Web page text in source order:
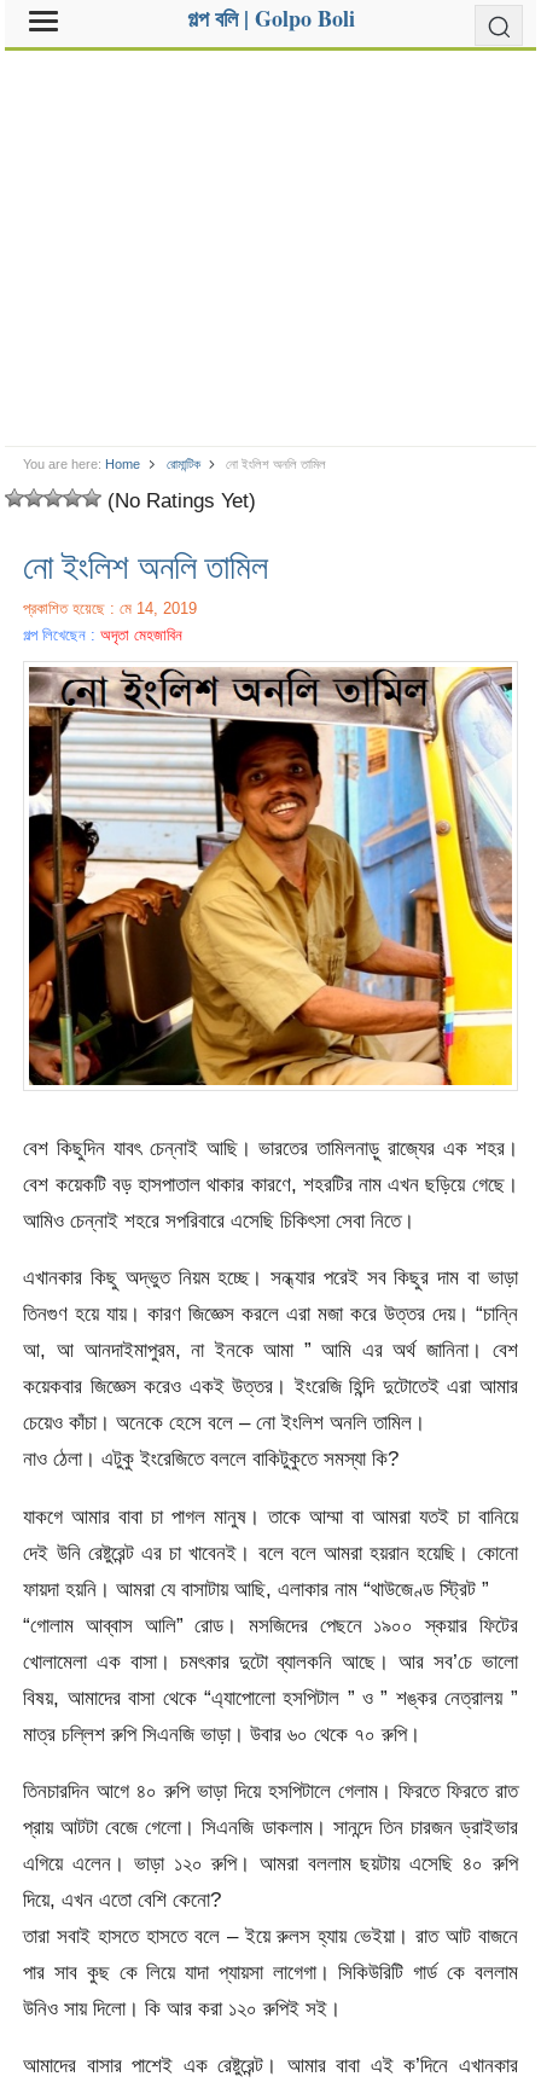
গল্প বলি | Golpo Boli
You are here: Home রোমান্টিক নো ইংলিশ অনলি তামিল
(No Ratings Yet)
নো ইংলিশ অনলি তামিল
প্রকাশিত হয়েছে : মে 14, 2019
গল্প লিখেছেন :অদৃতা মেহজাবিন
বেশ কিছুদিন যাবৎ চেন্নাই আছি। ভারতের তামিলনাড়ু রাজ্যের এক শহর।
বেশ কয়েকটি বড় হাসপাতাল থাকার কারণে, শহরটির নাম এখন ছড়িয়ে গেছে।
আমিও চেন্নাই শহরে সপরিবারে এসেছি চিকিৎসা সেবা নিতে।
এখানকার কিছু অদ্ভুত নিয়ম হচ্ছে। সন্ধ্যার পরেই সব কিছুর দাম বা ভাড়া
তিনগুণ হয়ে যায়। কারণ জিজ্ঞেস করলে এরা মজা করে উত্তর দেয়। “চান্নি
আ, আ আনদাইমাপুরম, না ইনকে আমা ” আমি এর অর্থ জানিনা। বেশ
কয়েকবার জিজ্ঞেস করেও একই উত্তর। ইংরেজি হিন্দি দুটোতেই এরা আমার
চেয়েও কাঁচা। অনেকে হেসে বলে – নো ইংলিশ অনলি তামিল।
নাও ঠেলা। এটুকু ইংরেজিতে বললে বাকিটুকুতে সমস্যা কি?
যাকগে আমার বাবা চা পাগল মানুষ। তাকে আম্মা বা আমরা যতই চা বানিয়ে
দেই উনি রেষ্টুরেন্ট এর চা খাবেনই। বলে বলে আমরা হয়রান হয়েছি। কোনো
ফায়দা হয়নি। আমরা যে বাসাটায় আছি, এলাকার নাম “থাউজেণ্ড স্ট্রিট ”
“গোলাম আব্বাস আলি” রোড। মসজিদের পেছনে ১৯০০ স্কয়ার ফিটের
খোলামেলা এক বাসা। চমৎকার দুটো ব্যালকনি আছে। আর সব’চে ভালো
বিষয়, আমাদের বাসা থেকে “এ্যাপোলো হসপিটাল ” ও ” শঙ্কর নেত্রালয় ”
মাত্র চল্লিশ রুপি সিএনজি ভাড়া। উবার ৬০ থেকে ৭০ রুপি।
তিনচারদিন আগে ৪০ রুপি ভাড়া দিয়ে হসপিটালে গেলাম। ফিরতে ফিরতে রাত
প্রায় আটটা বেজে গেলো। সিএনজি ডাকলাম। সানন্দে তিন চারজন ড্রাইভার
এগিয়ে এলেন। ভাড়া ১২০ রুপি। আমরা বললাম ছয়টায় এসেছি ৪০ রুপি
দিয়ে, এখন এতো বেশি কেনো?
তারা সবাই হাসতে হাসতে বলে – ইয়ে রুলস হ্যায় ভেইয়া। রাত আট বাজনে
পার সাব কুছ কে লিয়ে যাদা প্যায়সা লাগেগা। সিকিউরিটি গার্ড কে বললাম
উনিও সায় দিলো। কি আর করা ১২০ রুপিই সই।
আমাদের বাসার পাশেই এক রেষ্টুরেন্ট। আমার বাবা এই ক’দিনে এখানকার